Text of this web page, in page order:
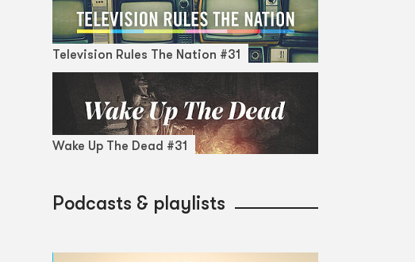
Television Rules The Nation #31
Wake Up The Dead #31
Podcasts & playlists